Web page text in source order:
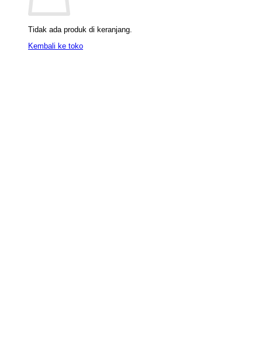
Tidak ada produk di keranjang.
Kembali ke toko